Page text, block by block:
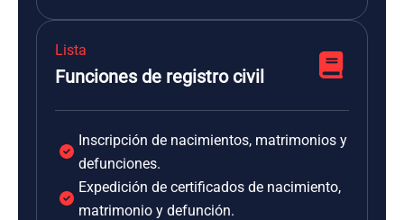
Lista
Funciones de registro civil
Inscripción de nacimientos, matrimonios y
defunciones.
Expedición de certificados de nacimiento,
matrimonio y defunción.